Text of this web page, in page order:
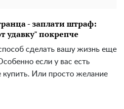
- заплати штраф:
удавку" покрепче
сделать вашу жизнь еще
если у вас есть
Или просто желание